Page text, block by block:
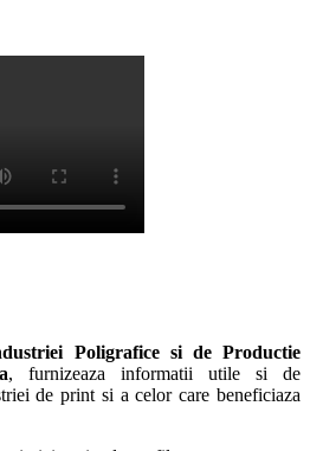
Poligrafice si de Productie
, furnizeaza informatii utile si de
de print si a celor care beneficiaza